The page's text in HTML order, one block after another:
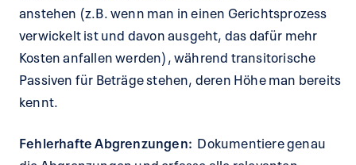
anstehen (z.B. wenn man in einen Gerichtsprozess
verwickelt ist und davon ausgeht, das dafür mehr
Kosten anfallen werden), während transitorische
Passiven für Beträge stehen, deren Höhe man bereits
kennt.
Fehlerhafte Abgrenzungen: Dokumentiere genau